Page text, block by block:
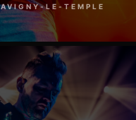
LE-TEMPLE